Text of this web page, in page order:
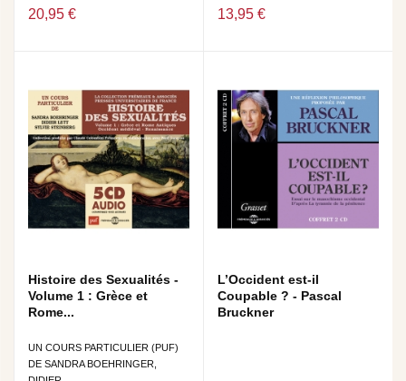
20,95 € 13,95 €
Histoire des Sexualités -
Volume 1 : Grèce et
Rome...
UN COURS PARTICULIER (PUF)
DE SANDRA BOEHRINGER,
L’Occident est-il
Coupable ? - Pascal
Bruckner